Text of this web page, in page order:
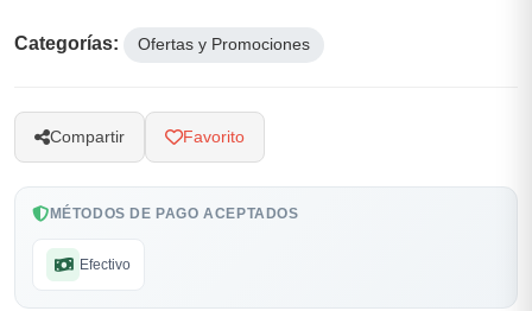
Categorías: Ofertas y Promociones
Compartir Favorito
MÉTODOS DE PAGO ACEPTADOS
Efectivo